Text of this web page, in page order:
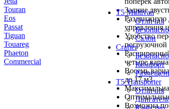
T5 Multivan
Отличия
Салон
Crafter
Комфорт
T5 Transporter
Отличия
Touran
Eos
Passat
Tiguan
Touareg
Phaeton
Commercial
Задние
Раздвижную
управления
Удобство
четыре
Восемь
до 17 м3
Возможна